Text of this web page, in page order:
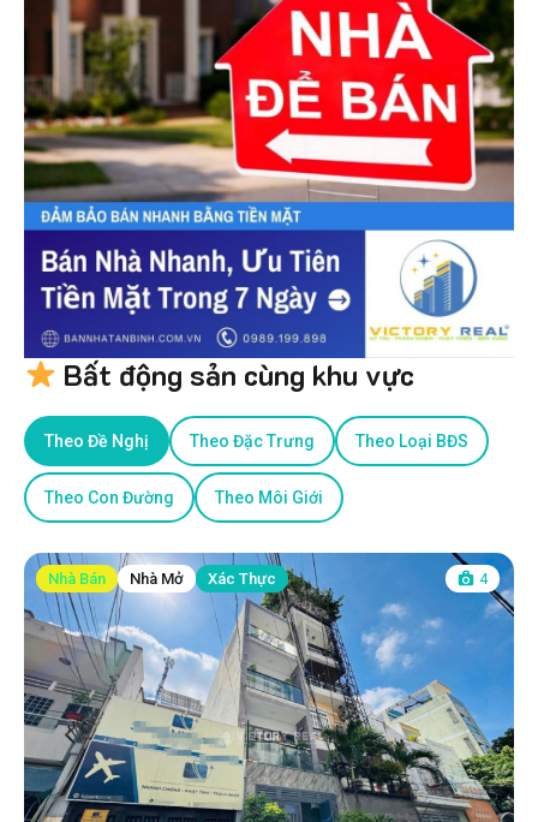
Bất động sản cùng khu vực
Theo Đề Nghị Theo Đặc Trưng Theo Loại BĐS
Theo Con Đường Theo Môi Giới
Nhà Bán Nhà Mở Xác Thực 4